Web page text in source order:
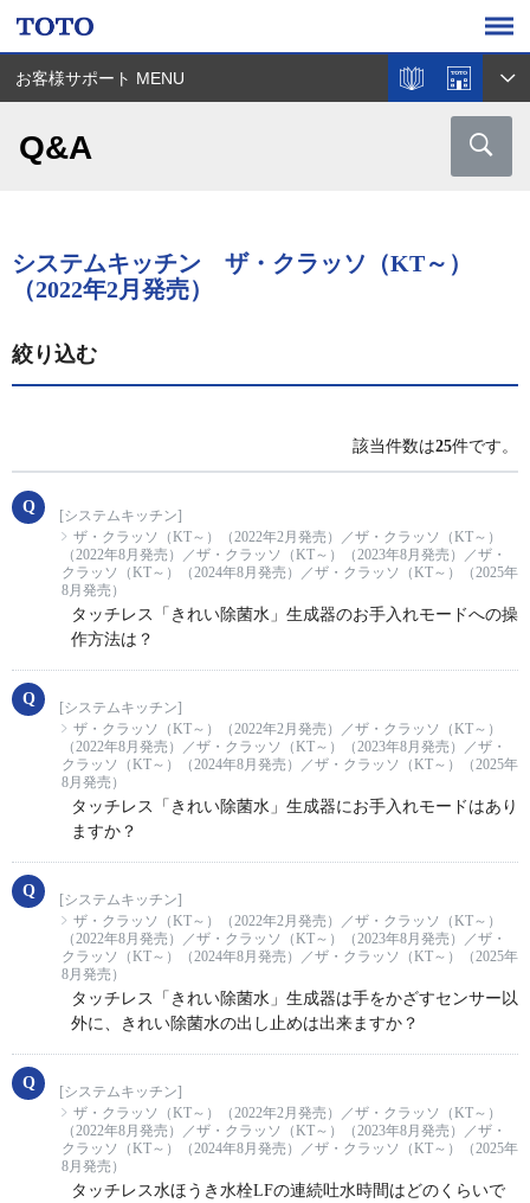
お客様サポート MENU
Q&A
システムキッチン ザ・クラッソ（KT～）
（2022年2月発売）
絞り込む
該当件数は25件です。
[システムキッチン]
ザ・クラッソ（KT～）（2022年2月発売）／ザ・クラッソ（KT～）
（2022年8月発売）／ザ・クラッソ（KT～）（2023年8月発売）／ザ・
クラッソ（KT～）（2024年8月発売）／ザ・クラッソ（KT～）（2025年
8月発売）
タッチレス「きれい除菌水」生成器のお手入れモードへの操
作方法は？
[システムキッチン]
ザ・クラッソ（KT～）（2022年2月発売）／ザ・クラッソ（KT～）
（2022年8月発売）／ザ・クラッソ（KT～）（2023年8月発売）／ザ・
クラッソ（KT～）（2024年8月発売）／ザ・クラッソ（KT～）（2025年
8月発売）
タッチレス「きれい除菌水」生成器にお手入れモードはあり
ますか？
[システムキッチン]
ザ・クラッソ（KT～）（2022年2月発売）／ザ・クラッソ（KT～）
（2022年8月発売）／ザ・クラッソ（KT～）（2023年8月発売）／ザ・
クラッソ（KT～）（2024年8月発売）／ザ・クラッソ（KT～）（2025年
8月発売）
タッチレス「きれい除菌水」生成器は手をかざすセンサー以
外に、きれい除菌水の出し止めは出来ますか？
[システムキッチン]
ザ・クラッソ（KT～）（2022年2月発売）／ザ・クラッソ（KT～）
（2022年8月発売）／ザ・クラッソ（KT～）（2023年8月発売）／ザ・
クラッソ（KT～）（2024年8月発売）／ザ・クラッソ（KT～）（2025年
8月発売）
タッチレス水ほうき水栓LFの連続吐水時間はどのくらいで